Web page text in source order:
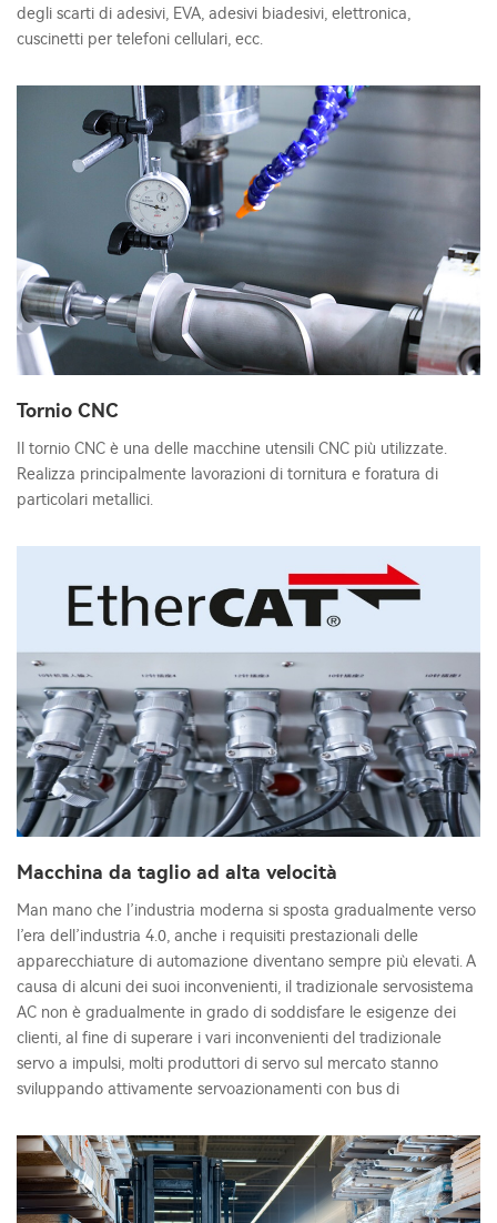
degli scarti di adesivi, EVA, adesivi biadesivi, elettronica,
cuscinetti per telefoni cellulari, ecc.
Tornio CNC
Il tornio CNC è una delle macchine utensili CNC più utilizzate.
Realizza principalmente lavorazioni di tornitura e foratura di
particolari metallici.
Macchina da taglio ad alta velocità
Man mano che l’industria moderna si sposta gradualmente verso
l’era dell’industria 4.0, anche i requisiti prestazionali delle
apparecchiature di automazione diventano sempre più elevati. A
causa di alcuni dei suoi inconvenienti, il tradizionale servosistema
AC non è gradualmente in grado di soddisfare le esigenze dei
clienti, al fine di superare i vari inconvenienti del tradizionale
servo a impulsi, molti produttori di servo sul mercato stanno
sviluppando attivamente servoazionamenti con bus di